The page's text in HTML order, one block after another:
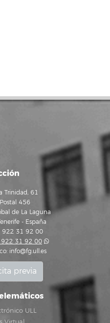
Trinidad, 61
456
de La Laguna
- España
922 31 92 00
922 31 92 00
info@fg.ull.es
previa
ULL